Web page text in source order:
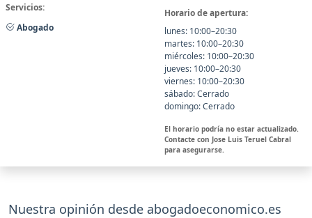
Servicios:
Abogado
Horario de apertura:
lunes: 10:00–20:30
martes: 10:00–20:30
miércoles: 10:00–20:30
jueves: 10:00–20:30
viernes: 10:00–20:30
sábado: Cerrado
domingo: Cerrado
El horario podría no estar actualizado.
Contacte con Jose Luis Teruel Cabral
para asegurarse.
Nuestra opinión desde abogadoeconomico.es